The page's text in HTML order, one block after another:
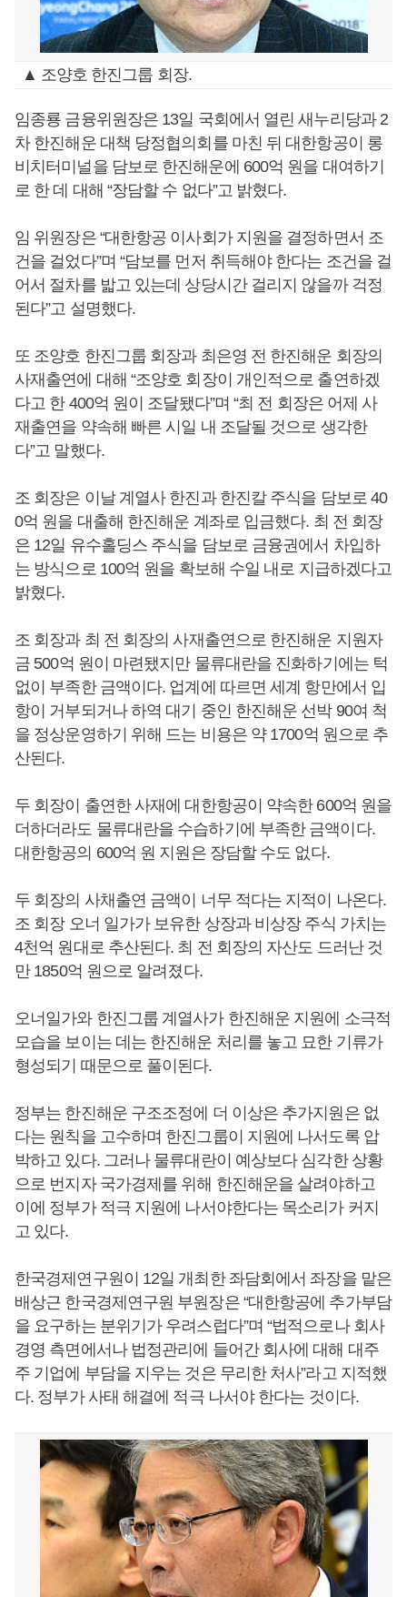
▲ 조양호 한진그룹 회장.
임종룡 금융위원장은 13일 국회에서 열린 새누리당과 2
차 한진해운 대책 당정협의회를 마친 뒤 대한항공이 롱
비치터미널을 담보로 한진해운에 600억 원을 대여하기
로 한 데 대해 “장담할 수 없다”고 밝혔다.
임 위원장은 “대한항공 이사회가 지원을 결정하면서 조
건을 걸었다”며 “담보를 먼저 취득해야 한다는 조건을 걸
어서 절차를 밟고 있는데 상당시간 걸리지 않을까 걱정
된다”고 설명했다.
또 조양호 한진그룹 회장과 최은영 전 한진해운 회장의
사재출연에 대해 “조양호 회장이 개인적으로 출연하겠
다고 한 400억 원이 조달됐다”며 “최 전 회장은 어제 사
재출연을 약속해 빠른 시일 내 조달될 것으로 생각한
다”고 말했다.
조 회장은 이날 계열사 한진과 한진칼 주식을 담보로 40
0억 원을 대출해 한진해운 계좌로 입금했다. 최 전 회장
은 12일 유수홀딩스 주식을 담보로 금융권에서 차입하
는 방식으로 100억 원을 확보해 수일 내로 지급하겠다고
밝혔다.
조 회장과 최 전 회장의 사재출연으로 한진해운 지원자
금 500억 원이 마련됐지만 물류대란을 진화하기에는 턱
없이 부족한 금액이다. 업계에 따르면 세계 항만에서 입
항이 거부되거나 하역 대기 중인 한진해운 선박 90여 척
을 정상운영하기 위해 드는 비용은 약 1700억 원으로 추
산된다.
두 회장이 출연한 사재에 대한항공이 약속한 600억 원을
더하더라도 물류대란을 수습하기에 부족한 금액이다.
대한항공의 600억 원 지원은 장담할 수도 없다.
두 회장의 사채출연 금액이 너무 적다는 지적이 나온다.
조 회장 오너 일가가 보유한 상장과 비상장 주식 가치는
4천억 원대로 추산된다. 최 전 회장의 자산도 드러난 것
만 1850억 원으로 알려졌다.
오너일가와 한진그룹 계열사가 한진해운 지원에 소극적
모습을 보이는 데는 한진해운 처리를 놓고 묘한 기류가
형성되기 때문으로 풀이된다.
정부는 한진해운 구조조정에 더 이상은 추가지원은 없
다는 원칙을 고수하며 한진그룹이 지원에 나서도록 압
박하고 있다. 그러나 물류대란이 예상보다 심각한 상황
으로 번지자 국가경제를 위해 한진해운을 살려야하고
이에 정부가 적극 지원에 나서야한다는 목소리가 커지
고 있다.
한국경제연구원이 12일 개최한 좌담회에서 좌장을 맡은
배상근 한국경제연구원 부원장은 “대한항공에 추가부담
을 요구하는 분위기가 우려스럽다”며 “법적으로나 회사
경영 측면에서나 법정관리에 들어간 회사에 대해 대주
주 기업에 부담을 지우는 것은 무리한 처사”라고 지적했
다. 정부가 사태 해결에 적극 나서야 한다는 것이다.